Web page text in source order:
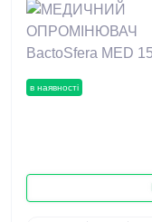
в наявності